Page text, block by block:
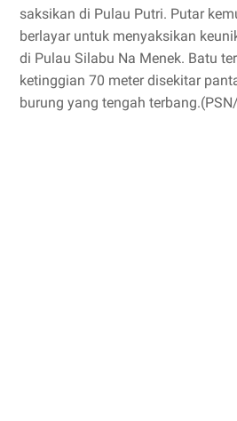
saksikan di Pulau Putri. Putar
berlayar untuk menyaksikan
di Pulau Silabu Na Menek. Batu
ketinggian 70 meter disekitar
burung yang tengah